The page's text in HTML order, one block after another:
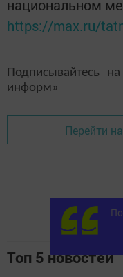
национальном
https://max.ru/
Подписывайтесь
информ»
Перейти
Топ 5 новостей